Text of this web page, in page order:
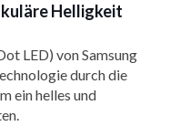
Helligkeit
LED) von Samsung
durch die
ein helles und